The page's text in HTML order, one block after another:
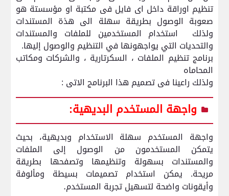
تنظيم اوراقة داخل اى فايل فى مكتبة او مؤسستة هو
صعوبة الوصول بطريقة سهلة الى هذة المستندات
ولذلك استخدام المستخدمين للملفات والمستندات
والتحديات التي يواجهونها في التنظيم والوصول إليها.
برنامج تنظيم الملفات ، السكرتارية ، والشركات ومكاتب
المحاماه
ولذلك راعينا فى تصميم هذا البرنامج الاتى :
واجهة المستخدم البديهية:
واجهة المستخدم سهلة الاستخدام وبديهية، بحيث
يتمكن المستخدمون من الوصول إلى الملفات
والمستندات بسهولة وتنظيمها وتصفحها بطريقة
مريحة. يمكن استخدام تصميمات بسيطة ومألوفة
وأيقونات واضحة لتسهيل تجربة المستخدم.